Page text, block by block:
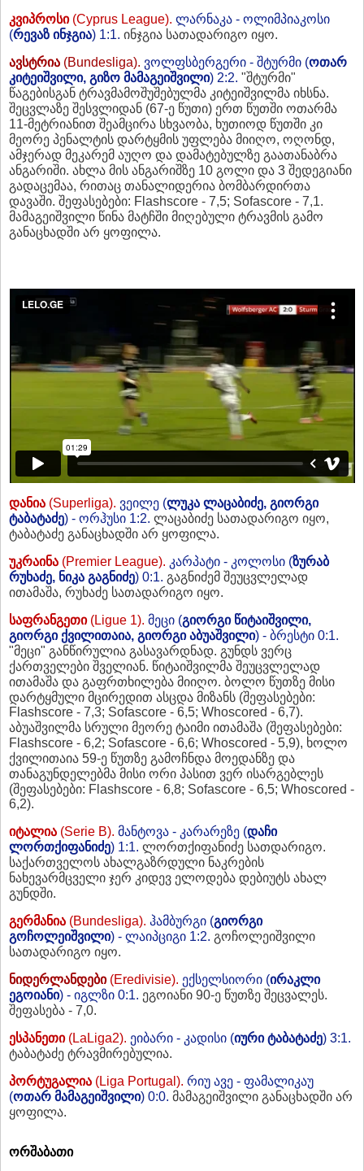
კვიპროსი (Cyprus League). ლარნაკა - ოლიმპიაკოსი
(რევაზ ინჯგია) 1:1. ინჯგია სათადარიგო იყო.
ავსტრია (Bundesliga). ვოლფსბერგერი - შტურმი (ოთარ
კიტეიშვილი, გიზო მამაგეიშვილი) 2:2. "შტურმი"
წაგებისგან ტრავმამოშუშებულმა კიტეიშვილმა იხსნა.
შეცვლაზე შესვლიდან (67-ე წუთი) ერთ წუთში ოთარმა
11-მეტრიანით შეამცირა სხვაობა, ხუთიოდ წუთში კი
მეორე პენალტის დარტყმის უფლება მიიღო, ოღონდ,
ამჯერად მეკარემ აუღო და დამატებულზე გაათანაბრა
ანგარიში. ახლა მის ანგარიშზე 10 გოლი და 3 შედეგიანი
გადაცემაა, რითაც თანალიდერია ბომბარდირთა
დავაში. შეფასებები: Flashscore - 7,5; Sofascore - 7,1.
მამაგეიშვილი წინა მატჩში მიღებული ტრავმის გამო
განაცხადში არ ყოფილა.
დანია (Superliga). ვეილე (ლუკა ლაცაბიძე, გიორგი
ტაბატაძე) - ორჰუსი 1:2. ლაცაბიძე სათადარიგო იყო,
ტაბატაძე განაცხადში არ ყოფილა.
უკრაინა (Premier League). კარპატი - კოლოსი (ზურაბ
რუხაძე, ნიკა გაგნიძე) 0:1. გაგნიძემ შეუცვლელად
ითამაშა, რუხაძე სათადარიგო იყო.
საფრანგეთი (Ligue 1). მეცი (გიორგი წიტაიშვილი,
გიორგი ქვილითაია, გიორგი აბუაშვილი) - ბრესტი 0:1.
"მეცი" განწირულია გასავარდნად. გუნდს ვერც
ქართველები შველიან. წიტაიშვილმა შეუცვლელად
ითამაშა და გაფრთხილება მიიღო. ბოლო წუთზე მისი
დარტყმული მცირედით ასცდა მიზანს (შეფასებები:
Flashscore - 7,3; Sofascore - 6,5; Whoscored - 6,7).
აბუაშვილმა სრული მეორე ტაიმი ითამაშა (შეფასებები:
Flashscore - 6,2; Sofascore - 6,6; Whoscored - 5,9), ხოლო
ქვილითაია 59-ე წუთზე გამოჩნდა მოედანზე და
თანაგუნდელებმა მისი ორი პასით ვერ ისარგებლეს
(შეფასებები: Flashscore - 6,8; Sofascore - 6,5; Whoscored -
6,2).
იტალია (Serie B). მანტოვა - კარარეზე (დაჩი
ლორთქიფანიძე) 1:1. ლორთქიფანიძე სათდარიგო.
საქართველოს ახალგაზრდული ნაკრების
ნახევარმცველი ჯერ კიდევ ელოდება დებიუტს ახალ
გუნდში.
გერმანია (Bundesliga). ჰამბურგი (გიორგი
გოჩოლეიშვილი) - ლაიპციგი 1:2. გოჩოლეიშვილი
სათადარიგო იყო.
ნიდერლანდები (Eredivisie). ექსელსიორი (ირაკლი
ეგოიანი) - იგლზი 0:1. ეგოიანი 90-ე წუთზე შეცვალეს.
შეფასება - 7,0.
ესპანეთი (LaLiga2). ეიბარი - კადისი (იური ტაბატაძე) 3:1.
ტაბატაძე ტრავმირებულია.
პორტუგალია (Liga Portugal). რიუ ავე - ფამალიკაუ
(ოთარ მამაგეიშვილი) 0:0. მამაგეიშვილი განაცხადში არ
ყოფილა.
ორშაბათი